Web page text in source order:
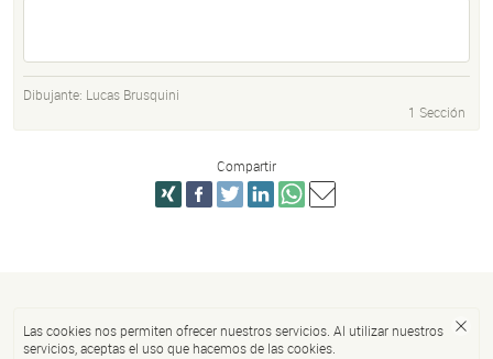
Dibujante: Lucas Brusquini
1 Sección
Compartir
Las cookies nos permiten ofrecer nuestros servicios. Al utilizar nuestros
servicios, aceptas el uso que hacemos de las cookies.